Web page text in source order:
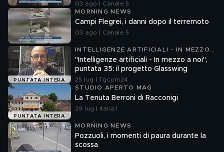
03 ago | Canale 5
MORNING NEWS
Campi Flegrei, i danni dopo il terremoto
03 ago | Canale 5
PUNTATA INTERA
INTELLIGENZE ARTIFICIALI - IN MEZZO
A NOI
"Intelligenze artificiali - In mezzo a noi",
puntata 35: il progetto Glasswing
25 lug | Tgcom24
PUNTATA INTERA
STUDIO APERTO MAG
La Tenuta Berroni di Racconigi
29 lug | Italia 1
MORNING NEWS
Pozzuoli, i momenti di paura durante la
scossa